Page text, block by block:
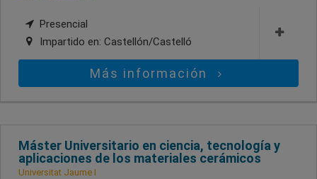
Presencial
Impartido en: Castellón/Castelló
Más información
Máster Universitario en ciencia, tecnología y
aplicaciones de los materiales cerámicos
Universitat Jaume I